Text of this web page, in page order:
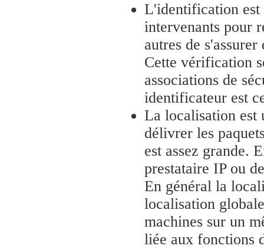
L'identification est
intervenants pour
autres de
Cette vérification
associations de
identificateur est
La localisation est
délivrer les
est assez grande.
prestataire IP ou
En général la
localisation
machines sur un
liée aux fonctions